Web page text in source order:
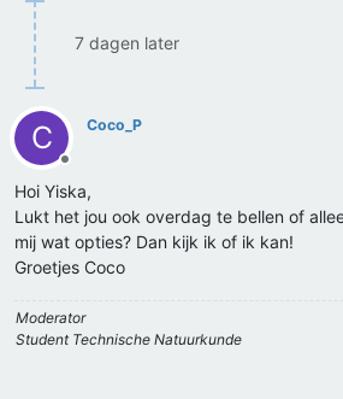
7 dagen later
C
Offline
Coco_P
Hoi Yiska,
Lukt het jou ook overdag te bellen of
mij wat opties? Dan kijk ik of ik kan!
Groetjes Coco
Moderator
Student Technische Natuurkunde